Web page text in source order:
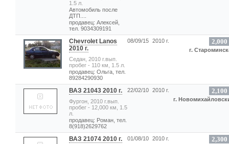
1.5 л.
Автомобиль после
ДТП....
продавец: Алексей,
тел. 9034309191
Chevrolet Lanos
2010 г.
Седан, 2010 г.вып.
пробег - 110 км, 1.5 л.
продавец: Ольга, тел.
89284290930
08/09/15 2010 г. 2,000
г.
ВАЗ 21043 2010 г.
Фургон, 2010 г.вып.
пробег - 12,000 км, 1.5
л.
продавец: Роман, тел.
8(918)2629762
22/02/10 2010 г. 2,100
г.
ВАЗ 21074 2010 г. 01/08/10 2010 г. 2,300